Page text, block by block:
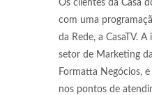
Os clientes da Casa
com uma
da Rede, a CasaTV.
setor de Marketing
Formatta Negócios,
nos pontos de